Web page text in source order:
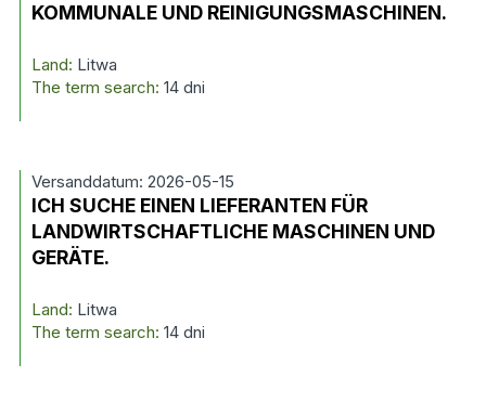
KOMMUNALE UND REINIGUNGSMASCHINEN.
Land: Litwa
The term search: 14 dni
Versanddatum: 2026-05-15
ICH SUCHE EINEN LIEFERANTEN FÜR
LANDWIRTSCHAFTLICHE MASCHINEN UND
GERÄTE.
Land: Litwa
The term search: 14 dni